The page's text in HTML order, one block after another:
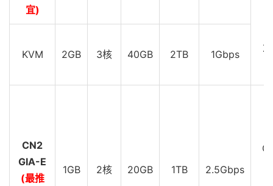
宜)
KVM 2GB 3核 40GB 2TB 1Gbps
CN2
GIA-E
(最推
1GB 2核 20GB 1TB 2.5Gbps